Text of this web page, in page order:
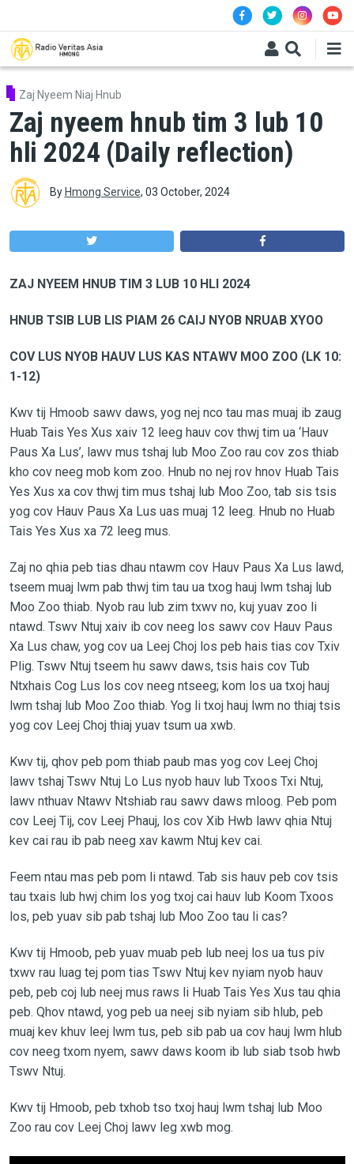
Zaj Nyeem Niaj Hnub
Zaj nyeem hnub tim 3 lub 10
hli 2024 (Daily reflection)
By Hmong Service, 03 October, 2024
ZAJ NYEEM HNUB TIM 3 LUB 10 HLI 2024
HNUB TSIB LUB LIS PIAM 26 CAIJ NYOB NRUAB XYOO
COV LUS NYOB HAUV LUS KAS NTAWV MOO ZOO (LK 10:
1-12)
Kwv tij Hmoob sawv daws, yog nej nco tau mas muaj ib zaug
Huab Tais Yes Xus xaiv 12 leeg hauv cov thwj tim ua ‘Hauv
Paus Xa Lus’, lawv mus tshaj lub Moo Zoo rau cov zos thiab
kho cov neeg mob kom zoo. Hnub no nej rov hnov Huab Tais
Yes Xus xa cov thwj tim mus tshaj lub Moo Zoo, tab sis tsis
yog cov Hauv Paus Xa Lus uas muaj 12 leeg. Hnub no Huab
Tais Yes Xus xa 72 leeg mus.
Zaj no qhia peb tias dhau ntawm cov Hauv Paus Xa Lus lawd,
tseem muaj lwm pab thwj tim tau ua txog hauj lwm tshaj lub
Moo Zoo thiab. Nyob rau lub zim txwv no, kuj yuav zoo li
ntawd. Tswv Ntuj xaiv ib cov neeg los sawv cov Hauv Paus
Xa Lus chaw, yog cov ua Leej Choj los peb hais tias cov Txiv
Plig. Tswv Ntuj tseem hu sawv daws, tsis hais cov Tub
Ntxhais Cog Lus los cov neeg ntseeg; kom los ua txoj hauj
lwm tshaj lub Moo Zoo thiab. Yog li txoj hauj lwm no thiaj tsis
yog cov Leej Choj thiaj yuav tsum ua xwb.
Kwv tij, qhov peb pom thiab paub mas yog cov Leej Choj
lawv tshaj Tswv Ntuj Lo Lus nyob hauv lub Txoos Txi Ntuj,
lawv nthuav Ntawv Ntshiab rau sawv daws mloog. Peb pom
cov Leej Tij, cov Leej Phauj, los cov Xib Hwb lawv qhia Ntuj
kev cai rau ib pab neeg xav kawm Ntuj kev cai.
Feem ntau mas peb pom li ntawd. Tab sis hauv peb cov tsis
tau txais lub hwj chim los yog txoj cai hauv lub Koom Txoos
los, peb yuav sib pab tshaj lub Moo Zoo tau li cas?
Kwv tij Hmoob, peb yuav muab peb lub neej los ua tus piv
txwv rau luag tej pom tias Tswv Ntuj kev nyiam nyob hauv
peb, peb coj lub neej mus raws li Huab Tais Yes Xus tau qhia
peb. Qhov ntawd, yog peb ua neej sib nyiam sib hlub, peb
muaj kev khuv leej lwm tus, peb sib pab ua cov hauj lwm hlub
cov neeg txom nyem, sawv daws koom ib lub siab tsob hwb
Tswv Ntuj.
Kwv tij Hmoob, peb txhob tso txoj hauj lwm tshaj lub Moo
Zoo rau cov Leej Choj lawv leg xwb mog.